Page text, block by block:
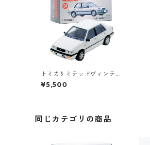
トミカリミテッドヴィンテ
ージネオ LV-N23b いすゞ
ジェミニ C/C #10222118
¥5,500
同じカテゴリの商品